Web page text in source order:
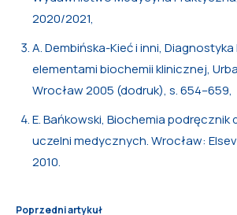
2020/2021,
A. Dembińska-Kieć i inni,
elementami biochemii klinicznej,
Wrocław 2005 (dodruk), s. 654–659,
E. Bańkowski, Biochemia
uczelni medycznych. Wrocław:
2010.
Poprzedni artykuł